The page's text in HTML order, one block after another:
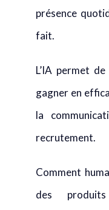
présence
fait.
L’IA permet
gagner en
la
recrutement.
Comment
des